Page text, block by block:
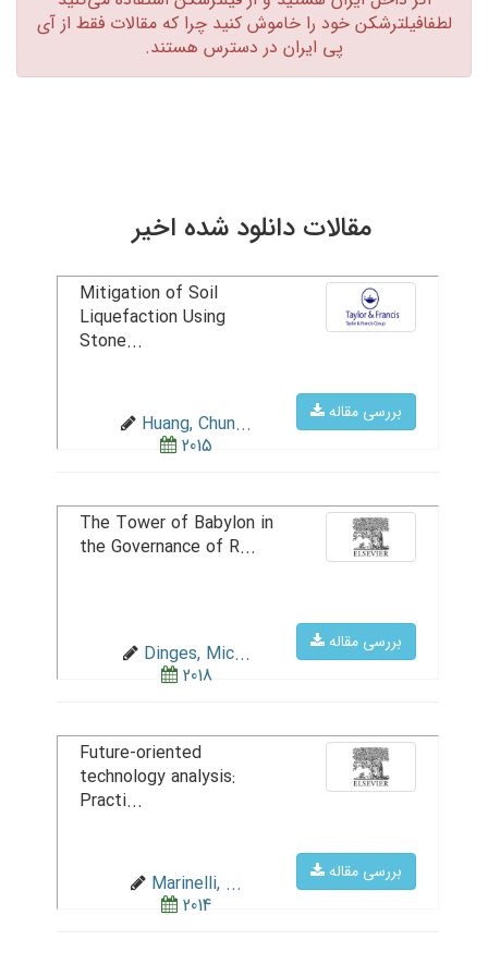
لطفافیلترشکن خود را خاموش کنید چرا که مقالات فقط از آی
پی ایران در دسترس هستند.‏
مقالات دانلود شده اخیر
بررسی مقاله
Mitigation of Soil
Liquefaction Using
Stone...
Huang, Chun...
2015
بررسی مقاله
The Tower of Babylon in
the Governance of R...
Dinges, Mic...
2018
بررسی مقاله
Future-oriented
technology analysis:
Practi...
Marinelli, ...
2014